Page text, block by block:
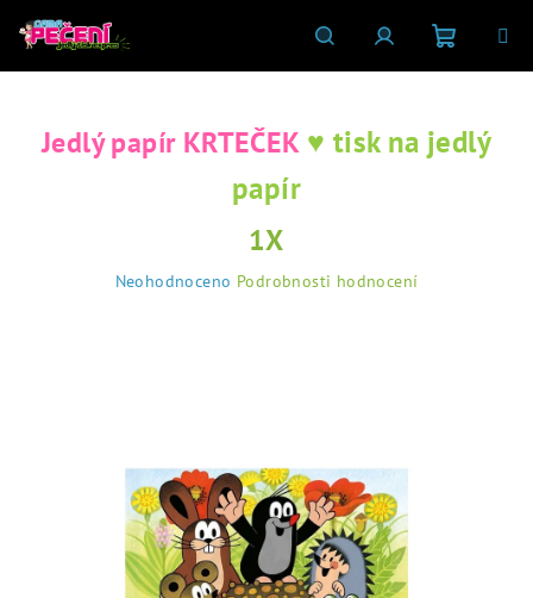
HledatPřihlášeníNákupní
košík
Jedlý papír KRTEČEK ♥ tisk na jedlý
papír
1X
Neohodnoceno Podrobnosti hodnocení